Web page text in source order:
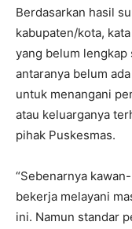
Berdasarkan hasil
kabupaten/kota,
yang belum lengkap
antaranya belum
untuk menangani
atau keluarganya
pihak Puskesmas.
“Sebenarnya
bekerja melayani
ini. Namun standar